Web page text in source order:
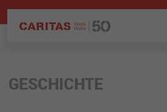
GESCHICHTE